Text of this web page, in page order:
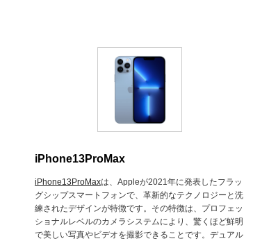
iPhone13ProMax
iPhone13ProMaxは、Appleが2021年に発表したフラッ
グシップスマートフォンで、革新的なテクノロジーと洗
練されたデザインが特徴です。その特徴は、プロフェッ
ショナルレベルのカメラシステムにより、驚くほど鮮明
で美しい写真やビデオを撮影できることです。デュアル